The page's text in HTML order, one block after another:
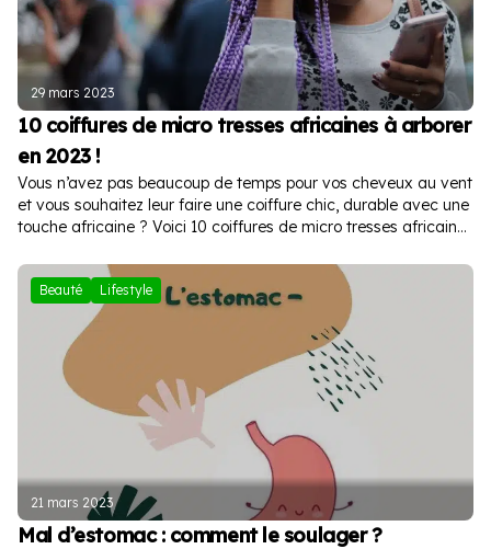
29 mars 2023
10 coiffures de micro tresses africaines à arborer
en 2023 !
Vous n’avez pas beaucoup de temps pour vos cheveux au vent
et vous souhaitez leur faire une coiffure chic, durable avec une
touche africaine ? Voici 10 coiffures de micro tresses africaines
Beauté Lifestyle
21 mars 2023
Mal d’estomac : comment le soulager ?